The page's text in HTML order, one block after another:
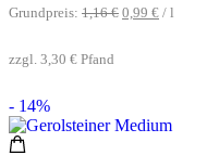
Grundpreis: 1,16€ 0,99 € / l
zzgl. 3,30 € Pfand
- 14%